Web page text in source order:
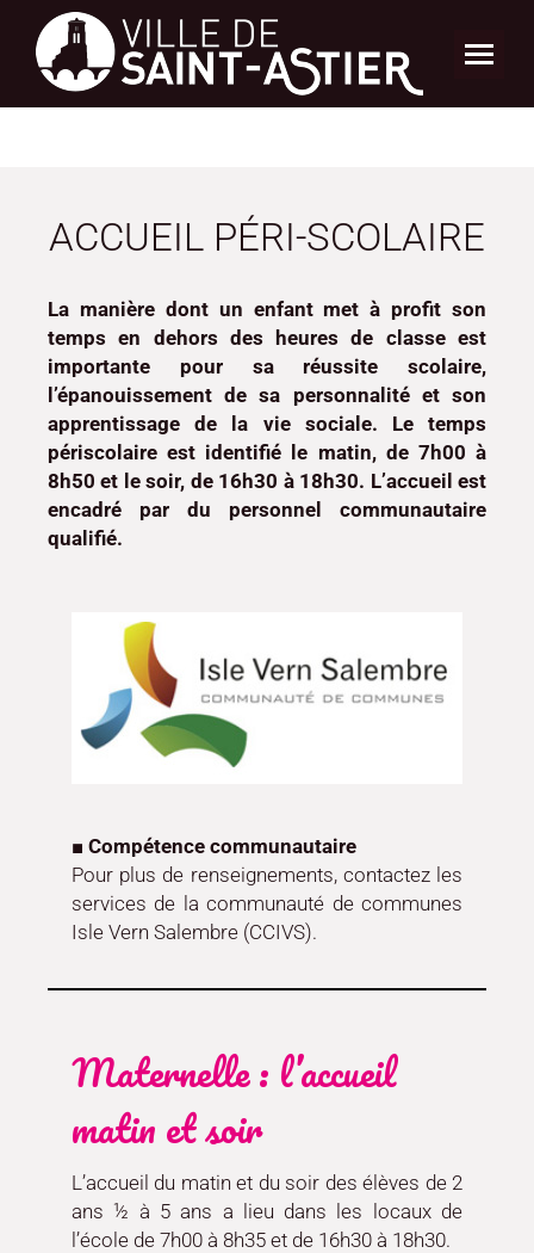
ACCUEIL PÉRI-SCOLAIRE
La manière dont un enfant met à profit son
temps en dehors des heures de classe est
importante pour sa réussite scolaire,
l’épanouissement de sa personnalité et son
apprentissage de la vie sociale. Le temps
périscolaire est identifié le matin, de 7h00 à
8h50 et le soir, de 16h30 à 18h30. L’accueil est
encadré par du personnel communautaire
qualifié.
■ Compétence communautaire
Pour plus de renseignements, contactez les
services de la communauté de communes
Isle Vern Salembre (CCIVS).
Maternelle : l’accueil
matin et soir
L’accueil du matin et du soir des élèves de 2
ans ½ à 5 ans a lieu dans les locaux de
l’école de 7h00 à 8h35 et de 16h30 à 18h30.